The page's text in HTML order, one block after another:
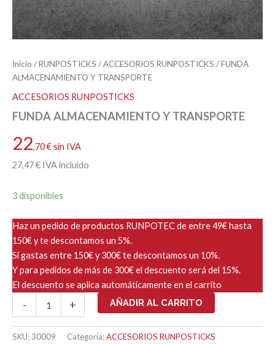
Inicio /RUNPOSTICKS /ACCESORIOS RUNPOSTICKS / FUNDA
ALMACENAMIENTO Y TRANSPORTE
ACCESORIOS RUNPOSTICKS
FUNDA ALMACENAMIENTO Y TRANSPORTE
22,70€sin IVA
27,47€ IVA incluido
3 disponibles
Haz un pedido de productos RUNPOTEC de entre 49€ hasta
150€ y te descontamos un 5%.
Si gastas entre 150€ y 300€ te descontamos un 10%.
Y para pedidos de más de 300€ el descuento será del 15%.
El descuento se aplica automáticamente en el carrito
-
ALMACENAMIENTO
TRANSPORTE
+ AÑADIR AL CARRITO
SKU: 30009 Categoría:ACCESORIOS RUNPOSTICKS